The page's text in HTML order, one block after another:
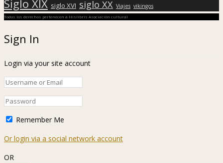
Siglo XIX siglo XVI siglo XX Viajes vikingos
Todos los derechos pertenecen a Hislibris Asociación cultural
Sign In
Login via your site account
Remember Me
Or login via a social network account
OR